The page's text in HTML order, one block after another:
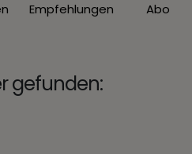
Empfehlungen Abo
gefunden: